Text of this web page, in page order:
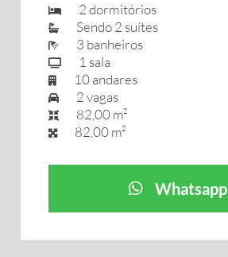
2 dormitórios
Sendo 2 suítes
3 banheiros
1 sala
10 andares
2 vagas
82,00 m²
82,00 m²
Whatsapp